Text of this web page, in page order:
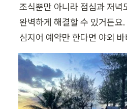
조식뿐만 아니라 점심과 저녁
완벽하게 해결할 수 있거든요.
심지어 예약만 한다면 야외